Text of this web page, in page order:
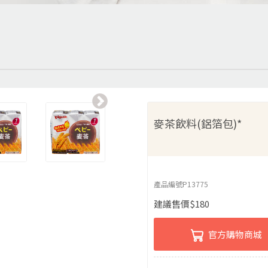
麥茶飲料(鋁箔包)*
產品編號P13775
建議售價$180
官方購物商城